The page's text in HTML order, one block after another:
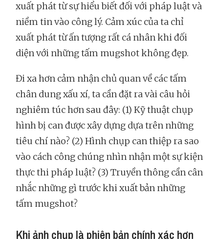
xuất phát từ sự hiểu biết đối với pháp luật và
niềm tin vào công lý. Cảm xúc của ta chỉ
xuất phát từ ấn tượng rất cá nhân khi đối
diện với những tấm mugshot không đẹp.
Đi xa hơn cảm nhận chủ quan về các tấm
chân dung xấu xí, ta cần đặt ra vài câu hỏi
nghiêm túc hơn sau đây: (1) Kỹ thuật chụp
hình bị can được xây dựng dựa trên những
tiêu chí nào? (2) Hình chụp can thiệp ra sao
vào cách công chúng nhìn nhận một sự kiện
thực thi pháp luật? (3) Truyền thông cần cân
nhắc những gì trước khi xuất bản những
tấm mugshot?
Khi ảnh chụp là phiên bản chính xác hơn